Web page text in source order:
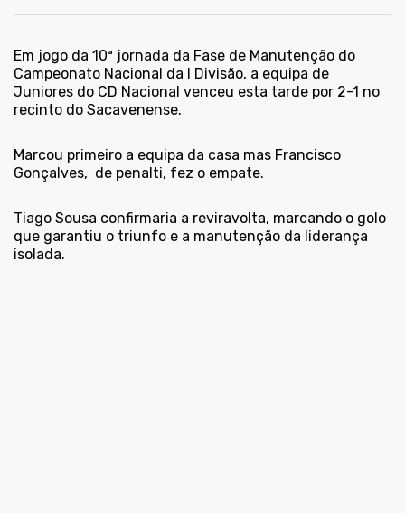
Em jogo da 10ª jornada da Fase de Manutenção do
Campeonato Nacional da I Divisão, a equipa de
Juniores do CD Nacional venceu esta tarde por 2-1 no
recinto do Sacavenense.
Marcou primeiro a equipa da casa mas Francisco
Gonçalves, de penalti, fez o empate.
Tiago Sousa confirmaria a reviravolta, marcando o golo
que garantiu o triunfo e a manutenção da liderança
isolada.